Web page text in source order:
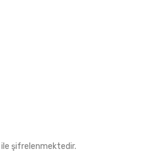
ile şifrelenmektedir.